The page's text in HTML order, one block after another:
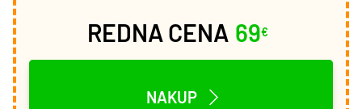
REDNA CENA 69€
NAKUP